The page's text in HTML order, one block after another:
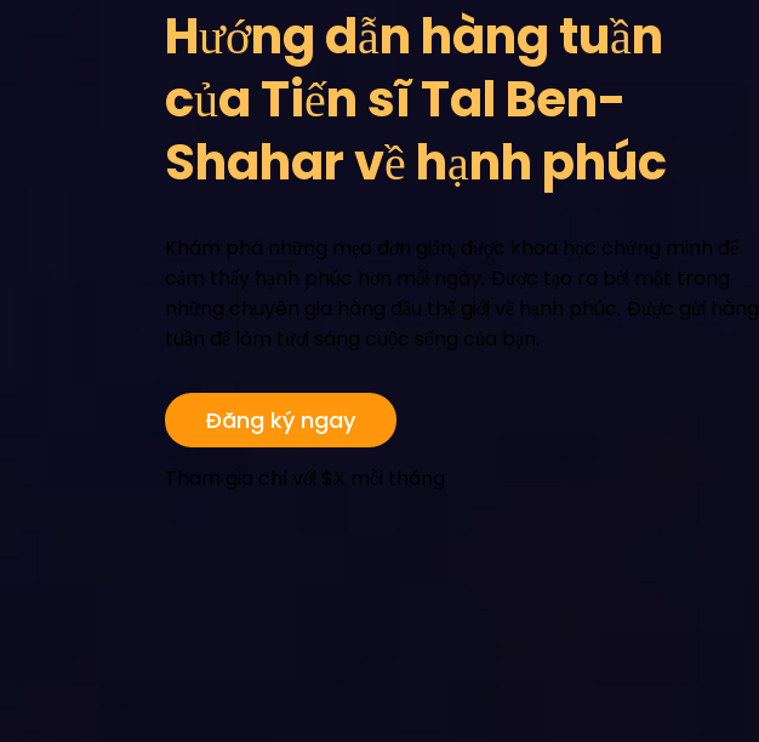
Hướng dẫn hàng tuần
của Tiến sĩ Tal Ben-
Shahar về hạnh phúc
Khám phá những mẹo đơn giản, được khoa học chứng minh để
cảm thấy hạnh phúc hơn mỗi ngày. Được tạo ra bởi một trong
những chuyên gia hàng đầu thế giới về hạnh phúc. Được gửi hàng
tuần để làm tươi sáng cuộc sống của bạn.
Đăng ký ngay
Tham gia chỉ với $X mỗi tháng